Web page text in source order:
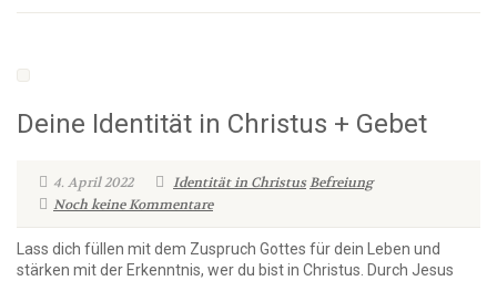
Deine Identität in Christus + Gebet
4. April 2022 Identität in ChristusBefreiung
Noch keine Kommentare
Lass dich füllen mit dem Zuspruch Gottes für dein Leben und
stärken mit der Erkenntnis, wer du bist in Christus. Durch Jesus